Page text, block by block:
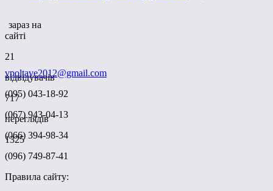
зараз на
сайті
21
відвідувачів
717
переглядів
1325
vpoltave2012@gmail.com
(095) 043-18-92
(067) 943-04-13
(066) 394-98-34
(096) 749-87-41
Правила сайту: